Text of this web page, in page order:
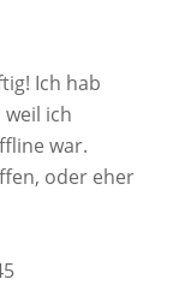
Ich hab
ich
war.
oder eher